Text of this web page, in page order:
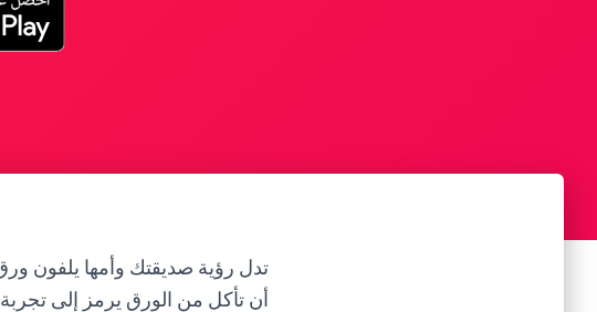
تدل رؤية صديقتك وأمها يلفون
أن تأكل من الورق يرمز إلى